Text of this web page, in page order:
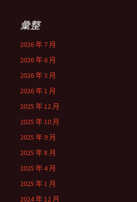
彙整
2026 年 7 月
2026 年 6 月
2026 年 3 月
2026 年 1 月
2025 年 12 月
2025 年 10 月
2025 年 9 月
2025 年 8 月
2025 年 4 月
2025 年 1 月
2024 年 12 月